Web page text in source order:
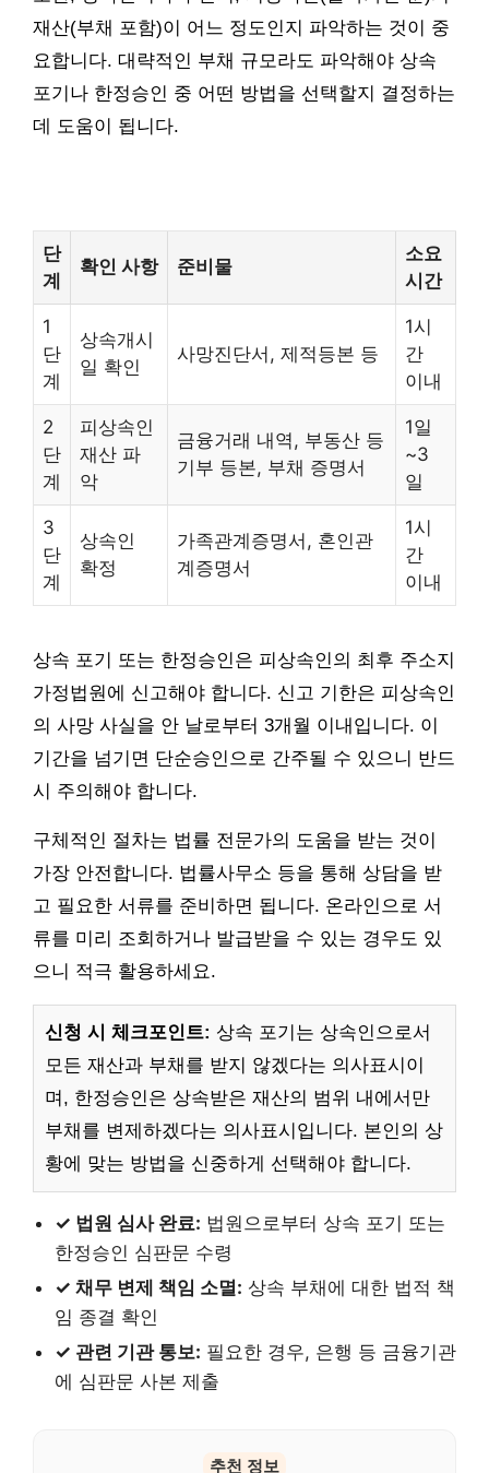
재산(부채 포함)이 어느 정도인지 파악하는 것이 중
요합니다. 대략적인 부채 규모라도 파악해야 상속
포기나 한정승인 중 어떤 방법을 선택할지 결정하는
데 도움이 됩니다.
단
계
확인 사항 준비물
소요
시간
1
단
계
상속개시
일 확인
사망진단서, 제적등본 등
1시
간
이내
2
단
계
피상속인
재산 파
악
금융거래 내역, 부동산 등
기부 등본, 부채 증명서
1일
~3
일
3
단
계
상속인
확정
가족관계증명서, 혼인관
계증명서
1시
간
이내
상속 포기 또는 한정승인은 피상속인의 최후 주소지
가정법원에 신고해야 합니다. 신고 기한은 피상속인
의 사망 사실을 안 날로부터 3개월 이내입니다. 이
기간을 넘기면 단순승인으로 간주될 수 있으니 반드
시 주의해야 합니다.
구체적인 절차는 법률 전문가의 도움을 받는 것이
가장 안전합니다. 법률사무소 등을 통해 상담을 받
고 필요한 서류를 준비하면 됩니다. 온라인으로 서
류를 미리 조회하거나 발급받을 수 있는 경우도 있
으니 적극 활용하세요.
신청 시 체크포인트: 상속 포기는 상속인으로서
모든 재산과 부채를 받지 않겠다는 의사표시이
며, 한정승인은 상속받은 재산의 범위 내에서만
부채를 변제하겠다는 의사표시입니다. 본인의 상
황에 맞는 방법을 신중하게 선택해야 합니다.
✓ 법원 심사 완료: 법원으로부터 상속 포기 또는
한정승인 심판문 수령
✓ 채무 변제 책임 소멸: 상속 부채에 대한 법적 책
임 종결 확인
✓ 관련 기관 통보: 필요한 경우, 은행 등 금융기관
에 심판문 사본 제출
추천 정보